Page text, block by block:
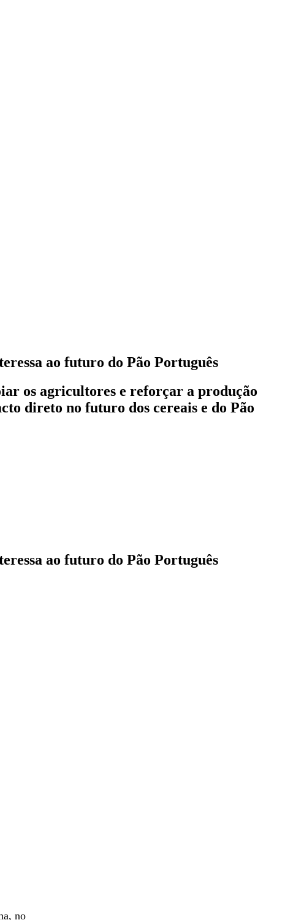
ao futuro do Pão Português
os agricultores e reforçar a produção
direto no futuro dos cereais e do Pão
ao futuro do Pão Português
no